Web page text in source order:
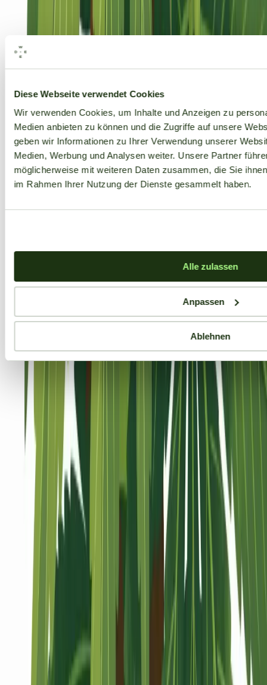
Diese Webseite verwendet Cookies
Wir verwenden Cookies, um Inhalte und Anzeigen zu
Medien anbieten zu können und die Zugriffe auf unsere
geben wir Informationen zu Ihrer Verwendung unserer
Medien, Werbung und Analysen weiter. Unsere Partner
möglicherweise mit weiteren Daten zusammen, die Sie
im Rahmen Ihrer Nutzung der Dienste gesammelt haben.
Alle zulassen
Anpassen
Ablehnen
Seedbanks